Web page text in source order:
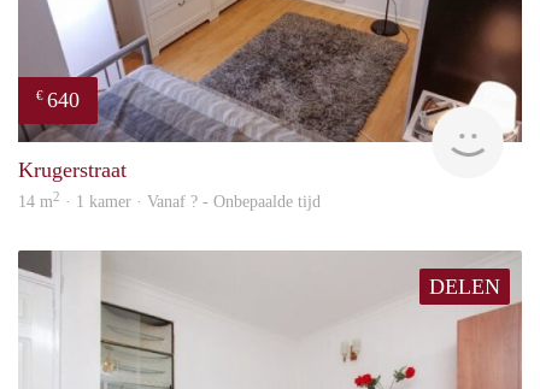
€ 640
Krugerstraat
14 m2 · 1 kamer · Vanaf ? - Onbepaalde tijd
DELEN